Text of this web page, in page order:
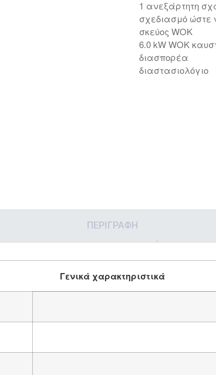
1 ανεξάρτητη
σχεδιασμό ώστε
σκεύος WOK
6.0 kW WOK
διασπορέα
διαστασιολόγιο
ΠΕΡΙΓΡΑΦΉ
Γενικά χαρακτηριστικά